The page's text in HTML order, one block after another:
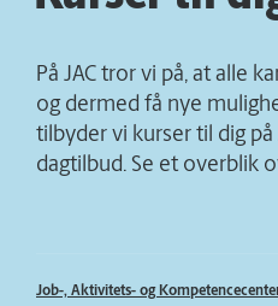
På JAC tror vi på, at alle
og dermed få nye
tilbyder vi kurser til dig på
dagtilbud. Se et overblik
Job-, Aktivitets- og